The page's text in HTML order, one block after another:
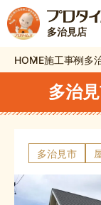
多治見店
HOME施工事例多
多治
多治見市